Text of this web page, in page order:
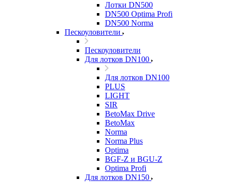
Лотки DN500
DN500 Optima Profi
DN500 Norma
Пескоуловители
Пескоуловители
Для лотков DN100
Для лотков DN100
PLUS
LIGHT
SIR
BetoMax Drive
BetoMax
Norma
Norma Plus
Optima
BGF-Z и BGU-Z
Optima Profi
Для лотков DN150